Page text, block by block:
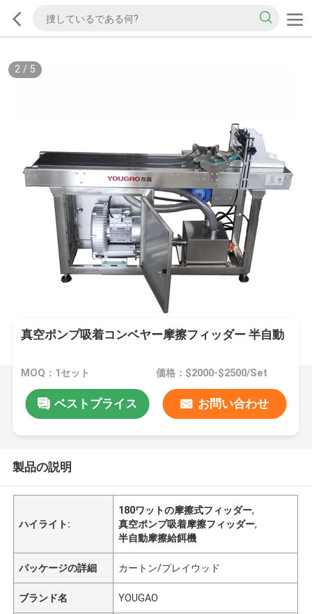
2/ 5
真空ポンプ吸着コンベヤー摩擦フィッダー 半自動
MOQ：1セット 価格：$2000-$2500/Set
ベストプライス お問い合わせ
製品の説明
ハイライト:
180ワットの摩擦式フィッダー,
真空ポンプ吸着摩擦フィッダー,
半自動摩擦給餌機
パッケージの詳細 カートン/プレイウッド
ブランド名 YOUGAO